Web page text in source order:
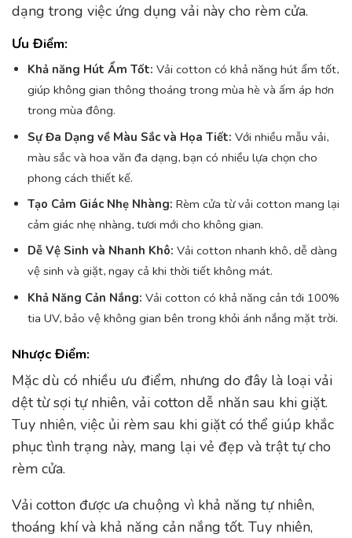
dạng trong việc ứng dụng vải này cho rèm cửa.
Ưu Điểm:
Khả năng Hút Ẩm Tốt: Vải cotton có khả năng hút ẩm tốt,
giúp không gian thông thoáng trong mùa hè và ấm áp hơn
trong mùa đông.
Sự Đa Dạng về Màu Sắc và Họa Tiết: Với nhiều mẫu vải,
màu sắc và hoa văn đa dạng, bạn có nhiều lựa chọn cho
phong cách thiết kế.
Tạo Cảm Giác Nhẹ Nhàng: Rèm cửa từ vải cotton mang lại
cảm giác nhẹ nhàng, tươi mới cho không gian.
Dễ Vệ Sinh và Nhanh Khô: Vải cotton nhanh khô, dễ dàng
vệ sinh và giặt, ngay cả khi thời tiết không mát.
Khả Năng Cản Nắng: Vải cotton có khả năng cản tới 100%
tia UV, bảo vệ không gian bên trong khỏi ánh nắng mặt trời.
Nhược Điểm:
Mặc dù có nhiều ưu điểm, nhưng do đây là loại vải
dệt từ sợi tự nhiên, vải cotton dễ nhăn sau khi giặt.
Tuy nhiên, việc ủi rèm sau khi giặt có thể giúp khắc
phục tình trạng này, mang lại vẻ đẹp và trật tự cho
rèm cửa.
Vải cotton được ưa chuộng vì khả năng tự nhiên,
thoáng khí và khả năng cản nắng tốt. Tuy nhiên,